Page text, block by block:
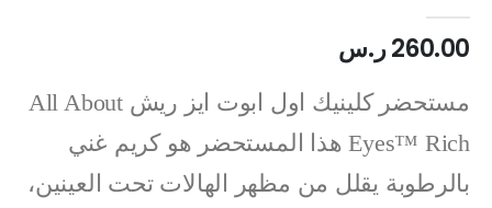
260.00ر.س
مستحضر كلينيك اول ابوت ايز ريش All About
Eyes™ Rich هذا المستحضر هو كريم غني
بالرطوبة يقلل من مظهر الهالات تحت العينين،